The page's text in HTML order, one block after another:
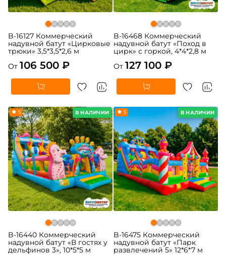
B-16127 Коммерческий
надувной батут «Цирковые
трюки» 3,5*3,5*2,6 м
От 106 500 ₽
B-16468 Коммерческий
надувной батут «Поход в
цирк» с горкой, 4*4*2,8 м
От 127 100 ₽
В НАЛИЧИИ
5
B-16440 Коммерческий
надувной батут «В гостях у
дельфинов 3», 10*5*5 м
В НАЛИЧИИ
5
B-16475 Коммерческий
надувной батут «Парк
развлечений 5» 12*6*7 м